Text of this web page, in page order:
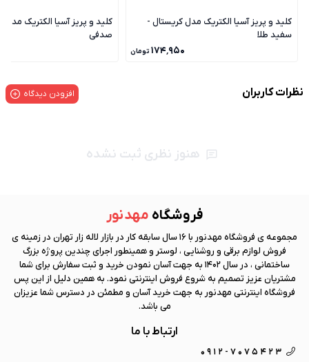
کلید و پریز آسیا الکتریک مدل کریستال -
سفید طلا
۱۷۴٬۹۵۰ تومان
کلید و پریز آسیا الکتریک مدل
صدفی
نظرات کاربران افزودن دیدگاه
هنوز نظری ثبت نشده
فروشگاه مهد نور
مجموعه ی فروشگاه مهد نور
با 16 سال سابقه کار در بازار لاله زار تهران در زمینه ی
فروش لوازم برقی و روشنایی ، لوستر و همینطور اجرای چندین پروژه بزرگ
ساختمانی ، در سال 1402 به جهت آسان نمودن خرید و ثبت سفارش برای شما
مشتریان عزیز تصمیم به شروع فروش اینترنتی نمود. به همین دلیل از این پس
فروشگاه اینترنتی مهد نور به جهت خرید آسان و مطمئن در دسترس شما عزیزان
می باشد.
ارتباط با ما
0912-7075423